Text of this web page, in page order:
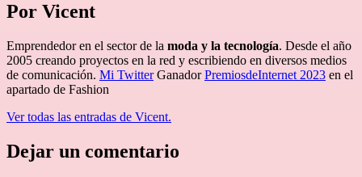
Por Vicent
Emprendedor en el sector de la moda y la tecnología. Desde el año
2005 creando proyectos en la red y escribiendo en diversos medios
de comunicación. Mi TwitterGanadorPremiosdeInternet 2023 en el
apartado de Fashion
Ver todas las entradas de Vicent.
Dejar un comentario